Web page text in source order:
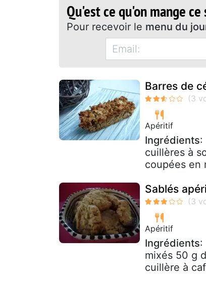
Qu'est ce qu'on mange ce
Pour recevoir le menu du
Barres de
Apéritif
Ingrédients:
cuillères à
coupées en
Sablés
Apéritif
Ingrédients:
mixés 50 g
cuillère à